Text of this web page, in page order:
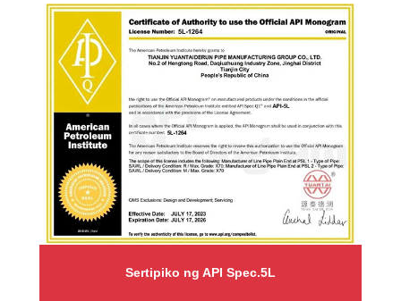
Sertipiko ng API Spec.5L